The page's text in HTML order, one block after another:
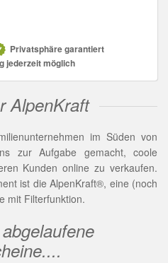
Privatsphäre garantiert
jederzeit möglich
AlpenKraft
im Süden von
zur Aufgabe gemacht, coole
Kunden online zu verkaufen.
ist die AlpenKraft®, eine (noch
mit Filterfunktion.